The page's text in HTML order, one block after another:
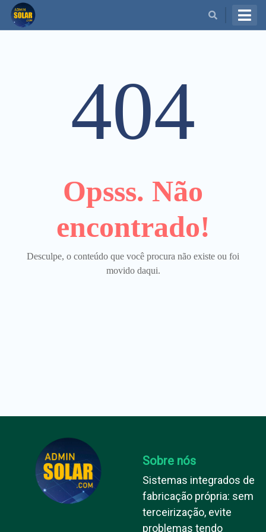
404
Opsss. Não
encontrado!
Desculpe, o conteúdo que você procura não existe ou foi
movido daqui.
Sobre nós
Sistemas integrados de
fabricação própria: sem
terceirização, evite
problemas tendo